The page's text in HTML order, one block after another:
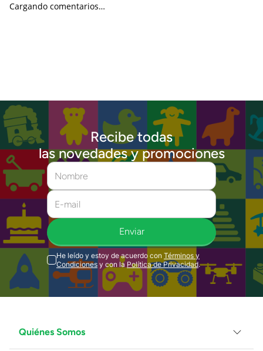
Cargando comentarios…
Recibe todas
las novedades y promociones
Enviar
He leído y estoy de acuerdo con Términos y
Condiciones y con la Política de Privacidad.
Quiénes Somos